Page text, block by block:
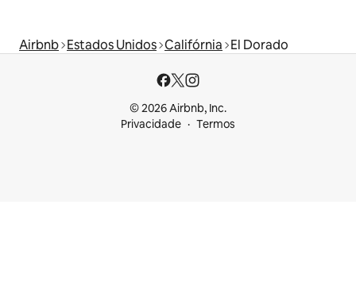
Airbnb Estados Unidos Califórnia El Dorado
© 2026 Airbnb, Inc.
Privacidade
Termos